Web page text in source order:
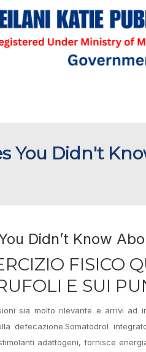
You Didn't
Didn’t Know
FISICO
E SUI
sia molto rilevante e arrivi
defecazione.Somatodrol
adattogeni, fornisce